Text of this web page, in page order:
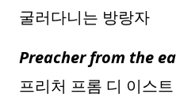
굴러다니는 방랑자
Preacher from the
프리처 프롬 디 이스트